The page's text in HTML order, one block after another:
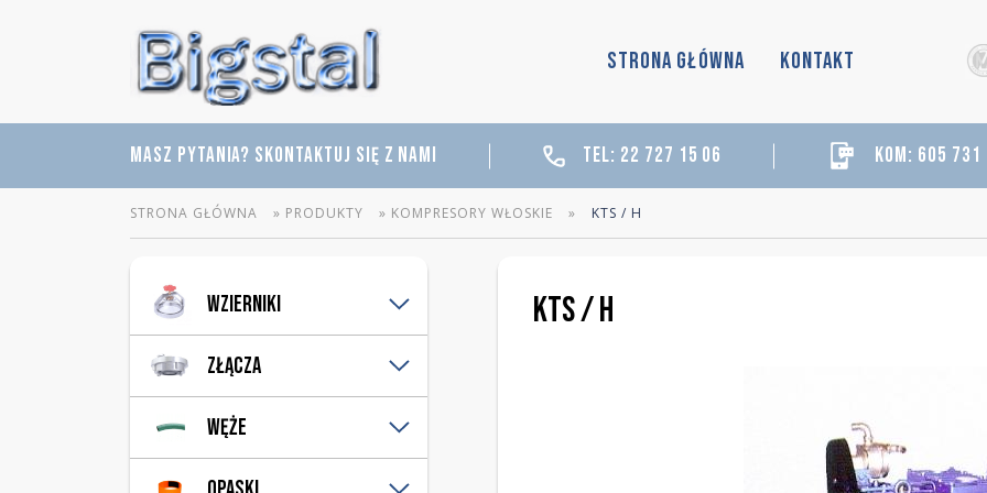
STRONA GŁÓWNA KONTAKT
MASZ PYTANIA? SKONTAKTUJ SIĘ Z NAMI tel: 22 727 15 06 kom: 605 731
STRONA GŁÓWNA » PRODUKTY » KOMPRESORY WŁOSKIE » KTS / H
Wzierniki
Pleksi
Rurowe
Szklane
Złącza
Bauer
Perot
Strażackie
Węże
Hydrauliczne
KTS / H